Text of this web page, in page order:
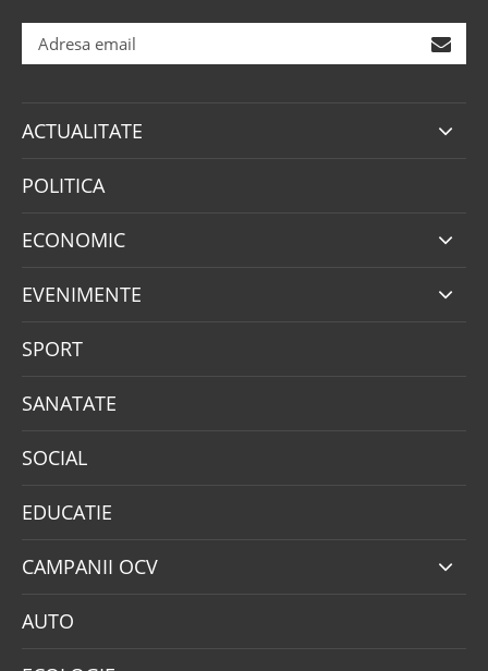
ACTUALITATE
POLITICA
ECONOMIC
EVENIMENTE
SPORT
SANATATE
SOCIAL
EDUCATIE
CAMPANII OCV
AUTO